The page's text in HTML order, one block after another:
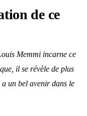
de ce
Memmi incarne ce
il se révèle de plus
un bel avenir dans le